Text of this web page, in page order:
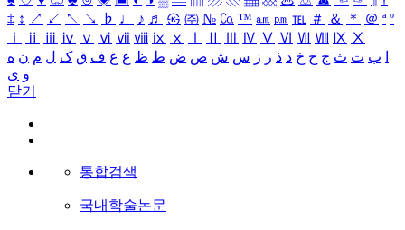
‡ ↕ ↗ ↙ ↖ ↘ ♭ ♩ ♪ ♬ ㉿ ㈜ № ㏇ ™ ㏂ ㏘ ℡ ＃ ＆ ＊ ＠ ª º
ⅰ
ⅱ ⅲ ⅳ ⅴ ⅵ ⅶ ⅷ ⅸ ⅹ Ⅳ Ⅴ Ⅵ Ⅶ Ⅷ Ⅸ Ⅹ
ب ت ث ج ح خ د ذ ر ز س ش ص ض ط ظ ع غ ف ق ک ل م ن ه
و ی
닫기
통합검색
국내학술논문